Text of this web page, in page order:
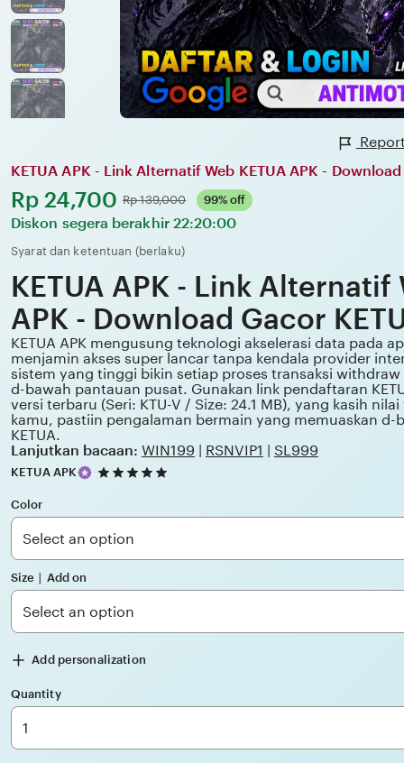
KETUA APK - Link Alternatif Web KETUA APK -
Harga:
Rp 24,700 Normal:
Rp 139,000 99% off
Diskon segera berakhir 22:20:00
Syarat dan ketentuan (berlaku)
KETUA APK - Link Alternatif
APK - Download Gacor
KETUA APK mengusung teknologi akselerasi data pada
menjamin akses super lancar tanpa kendala provider
sistem yang tinggi bikin setiap proses transaksi
d-bawah pantauan pusat. Gunakan link pendaftaran
versi terbaru (Seri: KTU-V / Size: 24.1 MB), yang kasih
kamu, pastiin pengalaman bermain yang memuaskan d-
KETUA.
Lanjutkan bacaan: WIN199 RSNVIP1 SL999
KETUA APK
5
5
stars
Color
Size ∣ Add on
Add personalization
Quantity